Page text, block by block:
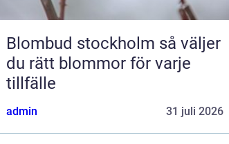
Blombud stockholm så väljer
du rätt blommor för varje
tillfälle
admin 31 juli 2026